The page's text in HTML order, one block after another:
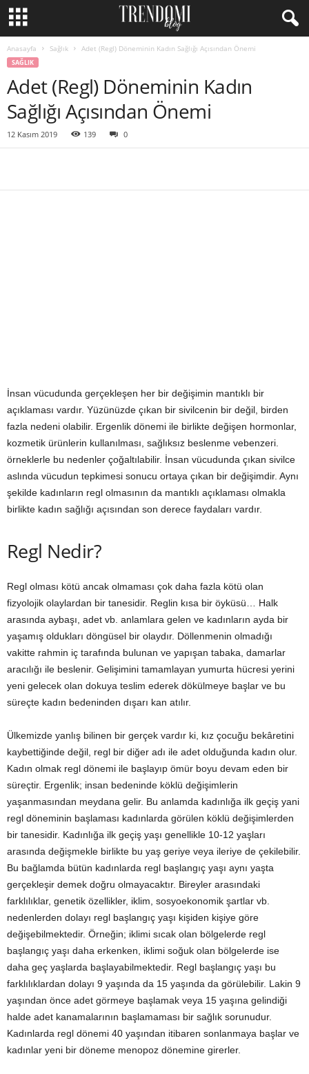
Anasayfa Sağlık Adet (Regl) Döneminin Kadın Sağlığı Açısından Önemi
SAĞLIK
Adet (Regl) Döneminin Kadın
Sağlığı Açısından Önemi
12 Kasım 2019 139 0
İnsan vücudunda gerçekleşen her bir değişimin mantıklı bir
açıklaması vardır. Yüzünüzde çıkan bir sivilcenin bir değil, birden
fazla nedeni olabilir. Ergenlik dönemi ile birlikte değişen hormonlar,
kozmetik ürünlerin kullanılması, sağlıksız beslenme vebenzeri.
örneklerle bu nedenler çoğaltılabilir. İnsan vücudunda çıkan sivilce
aslında vücudun tepkimesi sonucu ortaya çıkan bir değişimdir. Aynı
şekilde kadınların regl olmasının da mantıklı açıklaması olmakla
birlikte kadın sağlığı açısından son derece faydaları vardır.
Regl Nedir?
Regl olması kötü ancak olmaması çok daha fazla kötü olan
fizyolojik olaylardan bir tanesidir. Reglin kısa bir öyküsü… Halk
arasında aybaşı, adet vb. anlamlara gelen ve kadınların ayda bir
yaşamış oldukları döngüsel bir olaydır. Döllenmenin olmadığı
vakitte rahmin iç tarafında bulunan ve yapışan tabaka, damarlar
aracılığı ile beslenir. Gelişimini tamamlayan yumurta hücresi yerini
yeni gelecek olan dokuya teslim ederek dökülmeye başlar ve bu
süreçte kadın bedeninden dışarı kan atılır.
Ülkemizde yanlış bilinen bir gerçek vardır ki, kız çocuğu bekâretini
kaybettiğinde değil, regl bir diğer adı ile adet olduğunda kadın olur.
Kadın olmak regl dönemi ile başlayıp ömür boyu devam eden bir
süreçtir. Ergenlik; insan bedeninde köklü değişimlerin
yaşanmasından meydana gelir. Bu anlamda kadınlığa ilk geçiş yani
regl döneminin başlaması kadınlarda görülen köklü değişimlerden
bir tanesidir. Kadınlığa ilk geçiş yaşı genellikle 10-12 yaşları
arasında değişmekle birlikte bu yaş geriye veya ileriye de çekilebilir.
Bu bağlamda bütün kadınlarda regl başlangıç yaşı aynı yaşta
gerçekleşir demek doğru olmayacaktır. Bireyler arasındaki
farklılıklar, genetik özellikler, iklim, sosyoekonomik şartlar vb.
nedenlerden dolayı regl başlangıç yaşı kişiden kişiye göre
değişebilmektedir. Örneğin; iklimi sıcak olan bölgelerde regl
başlangıç yaşı daha erkenken, iklimi soğuk olan bölgelerde ise
daha geç yaşlarda başlayabilmektedir. Regl başlangıç yaşı bu
farklılıklardan dolayı 9 yaşında da 15 yaşında da görülebilir. Lakin 9
yaşından önce adet görmeye başlamak veya 15 yaşına gelindiği
halde adet kanamalarının başlamaması bir sağlık sorunudur.
Kadınlarda regl dönemi 40 yaşından itibaren sonlanmaya başlar ve
kadınlar yeni bir döneme menopoz dönemine girerler.